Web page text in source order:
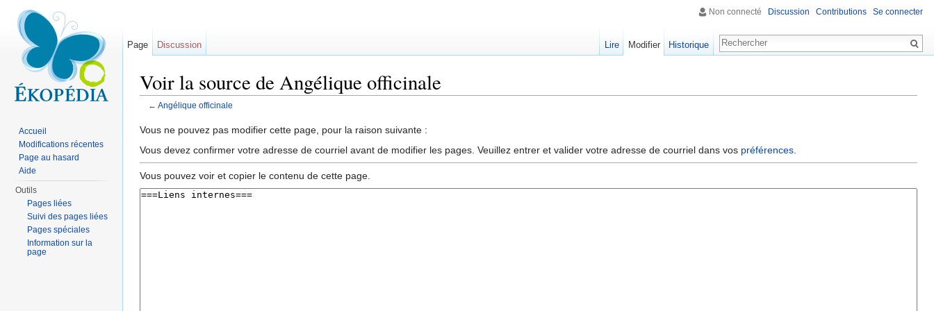
Voir la source de Angélique officinale
← Angélique officinale
Vous ne pouvez pas modifier cette page, pour la raison suivante :
Vous devez confirmer votre adresse de courriel avant de modifier les pages. Veuillez entrer et valider votre adresse de courriel dans vos préférences
Vous pouvez voir et copier le contenu de cette page.
Non connecté Discussion Contributions Se connecter
Page Discussion Lire Modifier Historique
Accueil
Modifications récentes
Page au hasard
Aide
Outils
Pages liées
Suivi des pages liées
Pages spéciales
Information sur la
page